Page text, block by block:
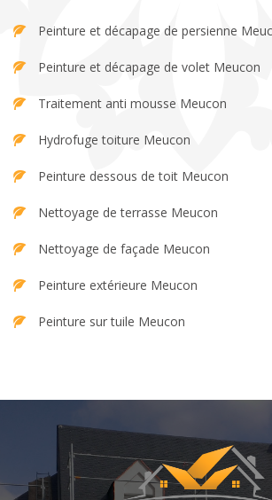
Peinture et décapage de persienne
Peinture et décapage de volet Meucon
Traitement anti mousse Meucon
Hydrofuge toiture Meucon
Peinture dessous de toit Meucon
Nettoyage de terrasse Meucon
Nettoyage de façade Meucon
Peinture extérieure Meucon
Peinture sur tuile Meucon